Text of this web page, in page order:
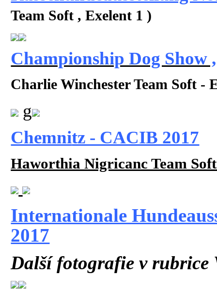
Team Soft , Exelent 1 )
Championship Dog Show
Charlie Winchester Team Soft -
g
Chemnitz - CACIB 2017
Haworthia Nigricanc Team
Internationale
2017
Další fotografie v rubrice